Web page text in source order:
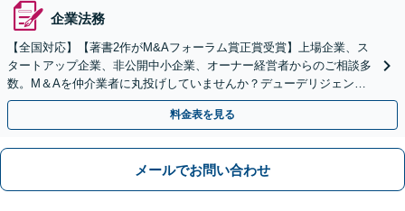
企業法務
【全国対応】【著書2作がM&Aフォーラム賞正賞受賞】上場企業、ス
タートアップ企業、非公開中小企業、オーナー経営者からのご相談多
数。M＆Aを仲介業者に丸投げしていませんか？デューデリジェンス
や契約書作成・交渉はお任せください【初回無料】
料金表を見る
メールでお問い合わせ